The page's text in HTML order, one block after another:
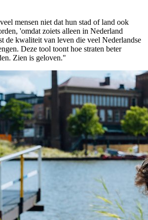
mensen niet dat hun stad of land ook
'omdat zoiets alleen in Nederland
de kwaliteit van leven die veel Nederlandse
Deze tool toont hoe straten beter
Zien is geloven."